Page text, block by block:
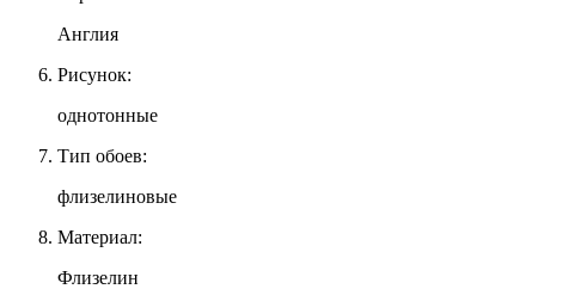
Англия
Рисунок:
однотонные
Тип обоев:
флизелиновые
Материал:
Флизелин